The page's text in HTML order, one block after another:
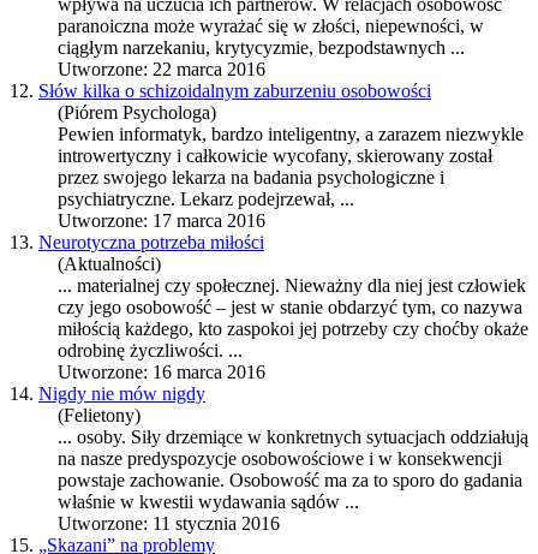
wpływa na uczucia ich partnerów. W relacjach osobowość
paranoiczna może wyrażać się w złości, niepewności, w
ciągłym narzekaniu, krytycyzmie, bezpodstawnych ...
Utworzone: 22 marca 2016
12. Słów kilka o schizoidalnym zaburzeniu osobowości
(Piórem Psychologa)
Pewien informatyk, bardzo inteligentny, a zarazem niezwykle
introwertyczny i całkowicie wycofany, skierowany został
przez swojego lekarza na badania psychologiczne i
psychiatryczne. Lekarz podejrzewał, ...
Utworzone: 17 marca 2016
13. Neurotyczna potrzeba miłości
(Aktualności)
... materialnej czy społecznej. Nieważny dla niej jest człowiek
czy jego osobowość – jest w stanie obdarzyć tym, co nazywa
miłością każdego, kto zaspokoi jej potrzeby czy choćby okaże
odrobinę życzliwości. ...
Utworzone: 16 marca 2016
14. Nigdy nie mów nigdy
(Felietony)
... osoby. Siły drzemiące w konkretnych sytuacjach oddziałują
na nasze predyspozycje osobowościowe i w konsekwencji
powstaje zachowanie. Osobowość ma za to sporo do gadania
właśnie w kwestii wydawania sądów ...
Utworzone: 11 stycznia 2016
15. „Skazani” na problemy